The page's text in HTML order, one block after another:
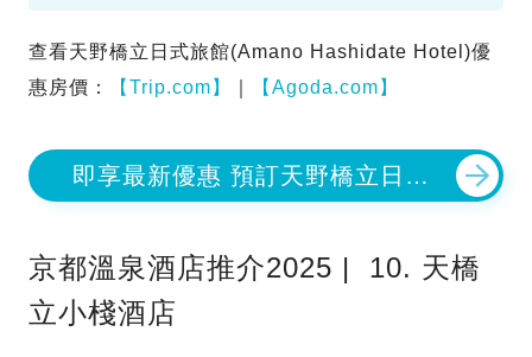
查看天野橋立日式旅館(Amano Hashidate Hotel)優
惠房價：
【Trip.com】 【Agoda.com】
即享最新優惠 預訂天野橋立日式
旅館
京都溫泉酒店推介2025 | 10. 天橋
立小棧酒店